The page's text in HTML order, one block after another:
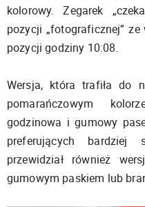
kolorowy. Zegarek
pozycji „fotograficznej”
pozycji godziny 10:08.
Wersja, która trafiła do
pomarańczowym
godzinowa i gumowy
preferujących bardziej
przewidział również
gumowym paskiem lub